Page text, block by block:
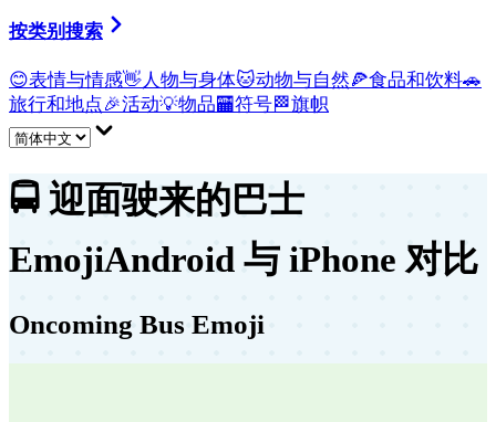
按类别搜索
😊表情与情感👋 人物与身体🐱动物与自然🍕食品和饮料🚗
旅行和地点🎉活动💡物品🏧符号🏁旗帜
🚍 迎面驶来的巴士
EmojiAndroid 与 iPhone 对比
Oncoming Bus Emoji